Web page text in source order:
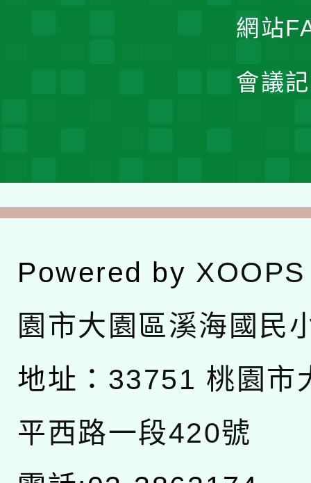
網站
會議
Powered by XOOPS
園市大園區溪海國民
地址： 33751 桃園市
平西路一段420號